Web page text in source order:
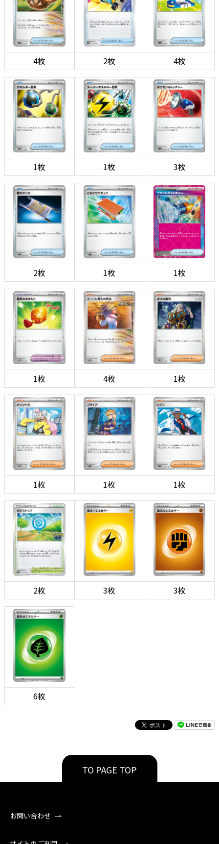
4枚 2枚 4枚
1枚 1枚 3枚
2枚 1枚 1枚
1枚 4枚 1枚
1枚 1枚 1枚
2枚 3枚 3枚
6枚
TO PAGE TOP
お問い合わせ